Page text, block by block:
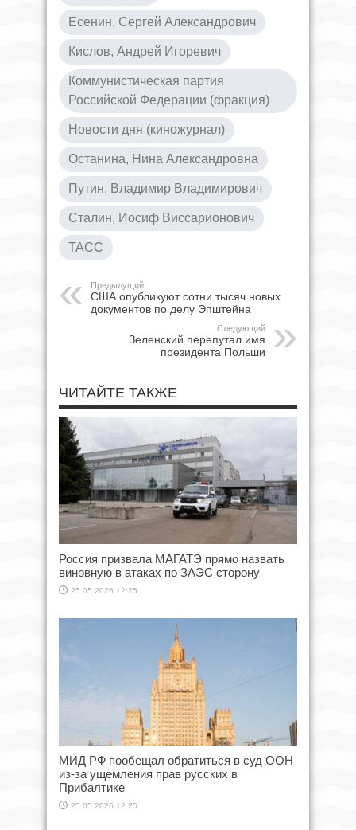
Есенин, Сергей Александрович
Кислов, Андрей Игоревич
Коммунистическая партия
Российской Федерации (фракция)
Новости дня (киножурнал)
Останина, Нина Александровна
Путин, Владимир Владимирович
Сталин, Иосиф Виссарионович
ТАСС
Предыдущий
США опубликуют сотни тысяч новых
документов по делу Эпштейна
Следующий
Зеленский перепутал имя
президента Польши
ЧИТАЙТЕ ТАКЖЕ
Россия призвала МАГАТЭ прямо назвать
виновную в атаках по ЗАЭС сторону
25.05.2026 12:25
МИД РФ пообещал обратиться в суд ООН
из-за ущемления прав русских в
Прибалтике
25.05.2026 12:25